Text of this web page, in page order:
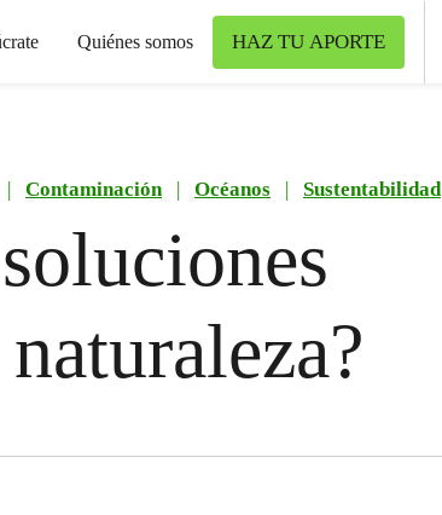
Quiénes somos HAZ TU APORTE
| Contaminación | Océanos | Sustentabilidad